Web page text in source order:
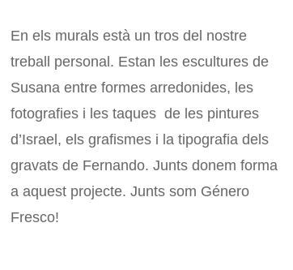
En els murals està un tros del nostre
treball personal. Estan les escultures de
Susana entre formes arredonides, les
fotografies i les taques de les pintures
d’Israel, els grafismes i la tipografia dels
gravats de Fernando. Junts donem forma
a aquest projecte. Junts som Género
Fresco!